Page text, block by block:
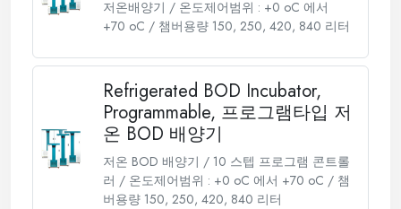
저온배양기 / 온도제어범위 : +0 oC 에서
+70 oC / 챔버용량 150, 250, 420, 840 리터
Refrigerated BOD Incubator,
Programmable, 프로그램타입 저
온 BOD 배양기
저온 BOD 배양기 / 10 스텝 프로그램 콘트롤
러 / 온도제어범위 : +0 oC 에서 +70 oC / 챔
버용량 150, 250, 420, 840 리터